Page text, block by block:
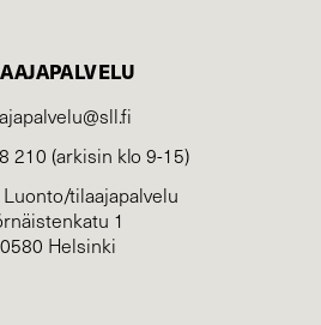
210 (arkisin klo 9-15)
tilaajapalvelu
1
Helsinki